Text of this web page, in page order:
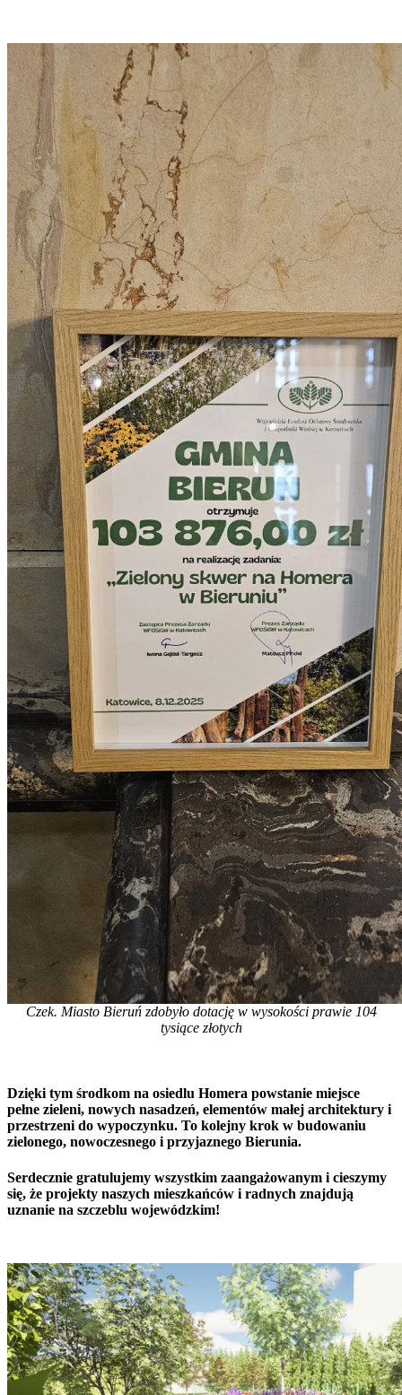
Czek. Miasto Bieruń zdobyło dotację w wysokości prawie 104
tysiące złotych
Dzięki tym środkom na osiedlu Homera powstanie miejsce
pełne zieleni, nowych nasadzeń, elementów małej architektury i
przestrzeni do wypoczynku. To kolejny krok w budowaniu
zielonego, nowoczesnego i przyjaznego Bierunia.
Serdecznie gratulujemy wszystkim zaangażowanym i cieszymy
się, że projekty naszych mieszkańców i radnych znajdują
uznanie na szczeblu wojewódzkim!